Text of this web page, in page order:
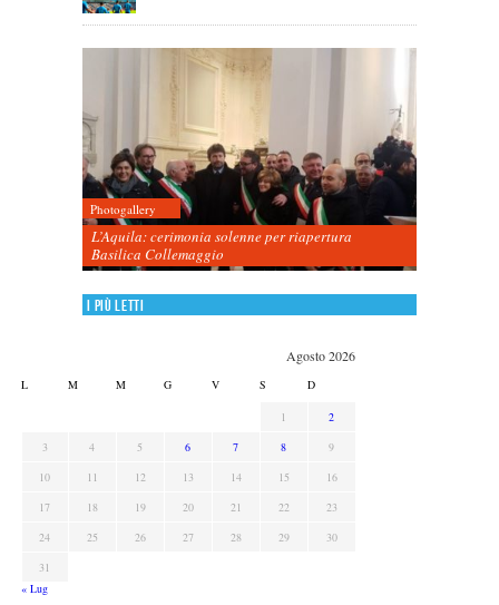
Photogallery
L’Aquila: cerimonia solenne per riapertura
Basilica Collemaggio
I più letti
Agosto 2026
L M M G V S D
1
2
3
4 5 6 7 8
9
10
11 12 13 14 15
16
17
18 19 20 21 22
23
24
25 26 27 28 29
30
31
« Lug